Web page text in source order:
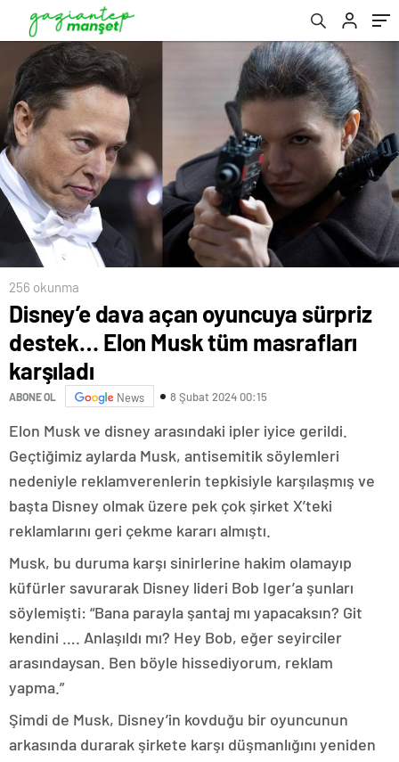
256 okunma
Disney’e dava açan oyuncuya sürpriz
destek… Elon Musk tüm masrafları
karşıladı
ABONE OL News 8 Şubat 2024 00:15
Elon Musk ve disney arasındaki ipler iyice gerildi.
Geçtiğimiz aylarda Musk, antisemitik söylemleri
nedeniyle reklamverenlerin tepkisiyle karşılaşmış ve
başta Disney olmak üzere pek çok şirket X’teki
reklamlarını geri çekme kararı almıştı.
Musk, bu duruma karşı sinirlerine hakim olamayıp
küfürler savurarak Disney lideri Bob Iger’a şunları
söylemişti: “Bana parayla şantaj mı yapacaksın? Git
kendini …. Anlaşıldı mı? Hey Bob, eğer seyirciler
arasındaysan. Ben böyle hissediyorum, reklam
yapma.”
Şimdi de Musk, Disney’in kovduğu bir oyuncunun
arkasında durarak şirkete karşı düşmanlığını yeniden